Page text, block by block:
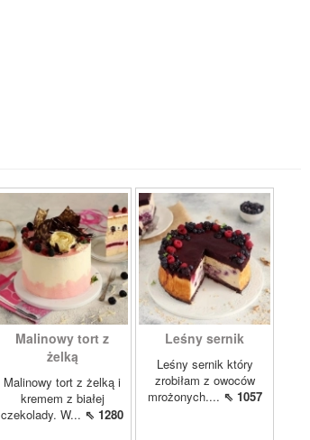
Malinowy tort z
żelką
Malinowy tort z żelką i
kremem z białej
czekolady. W... ⇖ 1280
Leśny sernik
Leśny sernik który
zrobiłam z owoców
mrożonych.... ⇖ 1057